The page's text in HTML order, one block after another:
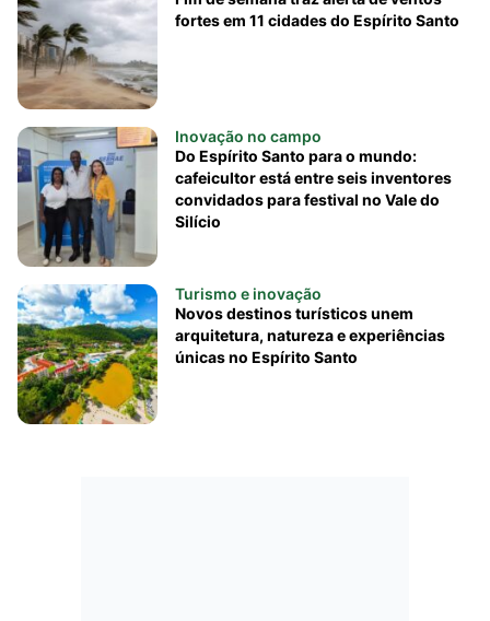
fortes em 11 cidades do Espírito Santo
Inovação no campo
Do Espírito Santo para o mundo:
cafeicultor está entre seis inventores
convidados para festival no Vale do
Silício
Turismo e inovação
Novos destinos turísticos unem
arquitetura, natureza e experiências
únicas no Espírito Santo